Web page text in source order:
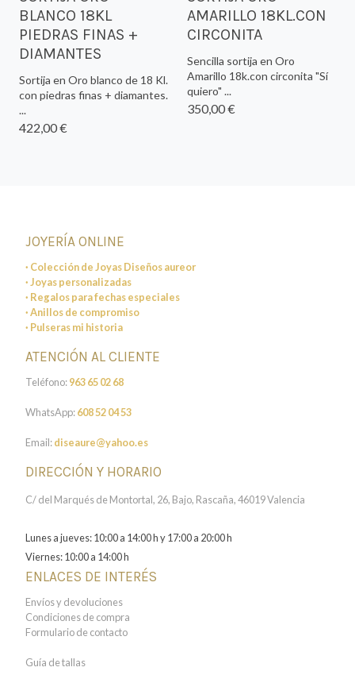
BLANCO 18KL
PIEDRAS FINAS +
DIAMANTES
Sortija en Oro blanco de 18 Kl.
con piedras finas + diamantes.
...
422,00 €
AMARILLO 18KL.CON
CIRCONITA
Sencilla sortija en Oro
Amarillo 18k.con circonita "Sí
quiero" ...
350,00 €
JOYERÍA ONLINE
· Colección de Joyas Diseños aureor
· Joyas personalizadas
· Regalos para fechas especiales
· Anillos de compromiso
· Pulseras mi historia
ATENCIÓN AL CLIENTE
Teléfono:963 65 02 68
WhatsApp:608 52 04 53
Email:diseaure@yahoo.es
DIRECCIÓN Y HORARIO
C/ del Marqués de Montortal, 26, Bajo, Rascaña, 46019 Valencia
Lunes a jueves: 10:00 a 14:00 h y 17:00 a 20:00 h
Viernes: 10:00 a 14:00 h
ENLACES DE INTERÉS
Envíos y devoluciones
Condiciones de compra
Formulario de contacto
Guía de tallas